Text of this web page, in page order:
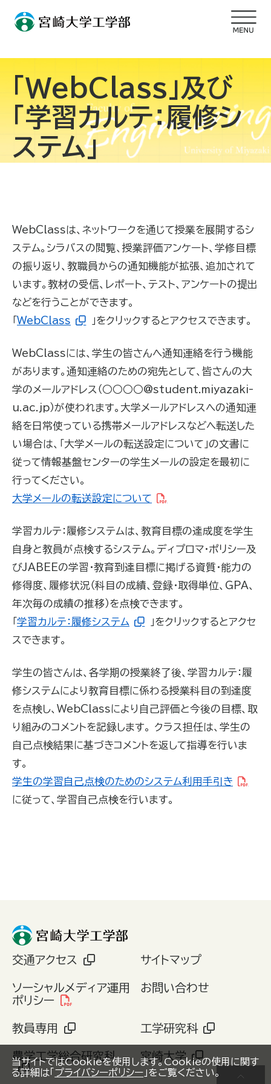
当サイトではCookieを使用します。Cookieの使用に関す
る詳細は「 プライバシーポリシー 」をご覧ください。
「WebClass」及び
「学習カルテ：履修シ
ステム」
WebClassは、ネットワークを通じて授業を展開するシ
ステム。シラバスの閲覧、授業評価アンケート、学修目標
の振り返り、教職員からの通知機能が拡張、追加されて
います。教材の受信、レポート、テスト、アンケートの提出
などを行うことができます。
WebClass 」をクリックするとアクセスできます。
WebClassには、学生の皆さんへ通知連絡を行う機能
があります。通知連絡のための宛先として、皆さんの大
学のメールアドレス（○○○○@student.miyazaki-
u.ac.jp）が使われます。大学メールアドレスへの通知連
絡を日常使っている携帯メールアドレスなどへ転送した
い場合は、「大学メールの転送設定について」の文書に
従って情報基盤センターの学生メールの設定を最初に
行ってください。
大学メールの転送設定について
学習カルテ：履修システムは、教育目標の達成度を学生
自身と教員が点検するシステム。ディプロマ・ポリシー及
びJABEEの学習・教育到達目標に掲げる資質・能力の
修得度、履修状況（科目の成績、登録・取得単位、GPA、
年次毎の成績の推移）を点検できます。
学習カルテ：履修システム
」をクリックするとアクセ
スできます。
学生の皆さんは、各学期の授業終了後、学習カルテ：履
修システムにより教育目標に係わる授業科目の到達度
を点検し、WebClassにより自己評価と今後の目標、取
り組みのコメントを記録します。 クラス担任は、学生の
自己点検結果に基づきコメントを返して指導を行いま
す。
学生の学習自己点検のためのシステム利用手引き
に従って、学習自己点検を行います。
交通アクセス サイトマップ
ソーシャルメディア運用
ポリシー
お問い合わせ
教員専用 工学研究科
農学工学総合研究科 宮崎大学